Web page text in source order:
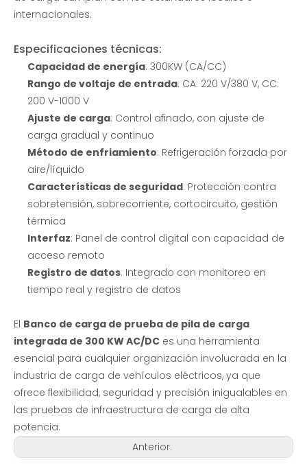
internacionales.
Especificaciones técnicas:
Capacidad de energía: 300KW (CA/CC)
Rango de voltaje de entrada: CA: 220 V/380 V, CC:
200 V-1000 V
Ajuste de carga: Control afinado, con ajuste de
carga gradual y continuo
Método de enfriamiento: Refrigeración forzada por
aire/líquido
Características de seguridad: Protección contra
sobretensión, sobrecorriente, cortocircuito, gestión
térmica
Interfaz: Panel de control digital con capacidad de
acceso remoto
Registro de datos: Integrado con monitoreo en
tiempo real y registro de datos
El Banco de carga de prueba de pila de carga
integrada de 300 KW AC/DC es una herramienta
esencial para cualquier organización involucrada en la
industria de carga de vehículos eléctricos, ya que
ofrece flexibilidad, seguridad y precisión inigualables en
las pruebas de infraestructura de carga de alta
potencia.
Anterior: